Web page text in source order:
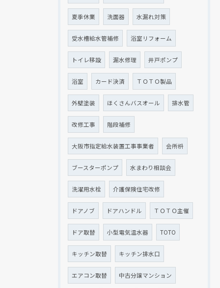
夏季休業 洗面器 水漏れ対策
受水槽給水管補修 浴室リフォーム
トイレ移設 漏水修理 井戸ポンプ
浴室 カード決済 ＴＯＴＯ製品
外壁塗装 ほくさんバスオール 排水管
改修工事 階段補修
大阪市指定給水装置工事事業者 会所枡
ブースターポンプ 水まわり相談会
洗濯用水栓 介護保険住宅改修
ドアノブ ドアハンドル ＴＯＴＯ主催
ドア取替 小型電気温水器 TOTO
キッチン取替 キッチン排水口
エアコン取替 中古分譲マンション